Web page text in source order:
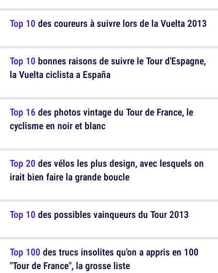
Top 10 des coureurs à suivre lors de la Vuelta 2013
Top 16 des photos vintage du Tour de France, le
cyclisme en noir et blanc
Top 10 des possibles vainqueurs du Tour 2013
Top 10 bonnes raisons de suivre le Tour d'Espagne,
la Vuelta ciclista a España
Top 20 des vélos les plus design, avec lesquels on
irait bien faire la grande boucle
Top 100 des trucs insolites qu'on a appris en 100
"Tour de France", la grosse liste